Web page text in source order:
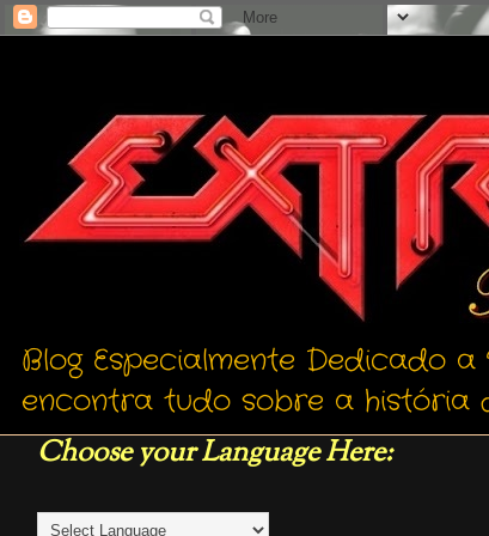
Blog Especialmente Dedicado
encontra tudo sobre a história
Choose your Language Here: